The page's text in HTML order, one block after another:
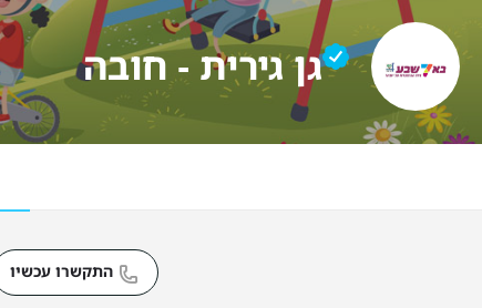
גן גירית - חובה
התקשרו עכשיו